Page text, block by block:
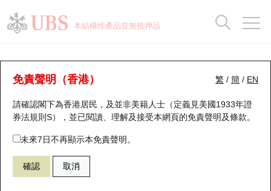
本結構性產品並無抵押品
繁 / 簡 / EN
免責聲明（香港）
請確認閣下為香港居民，及並非美籍人士（定義見美國1933年證
券法規則S），並已閱讀、理解及接受本網頁的免責聲明及條款。
未來7日不再顯示本免責聲明。
確認 取消
牛熊證分析儀
表現 街貨統計 比較
57455 瑞銀熊證 0700 騰訊控股
瑞銀認股證一覽
新發行瑞銀認股證
即將到期認股證
認股證到期結算價查詢
街貨統計
比較
牛熊全景快搜
牛熊證搜尋
牛熊證街貨分佈圖
正股牛熊證列表
街貨統計
比較
十大升幅/跌幅
十大認股證成交分佈
十天股證佔大市成交
資金流
正股分析儀
二十大活躍股份
恒指成份股
國指成份股
持股比重
顯示所有持股比重
每月輪證大市專題
輪證專欄
講座及教育短片
認股證投資者教育